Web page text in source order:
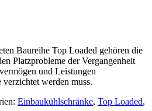
Baureihe Top Loaded gehören die
Platzprobleme der Vergangenheit
und Leistungen
werden muss.
Einbaukühlschränke, Top Loaded,